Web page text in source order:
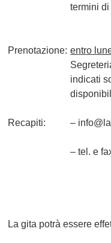
termini
Prenotazione: entro
indicati
Recapiti: –
– tel. e
La gita potrà essere